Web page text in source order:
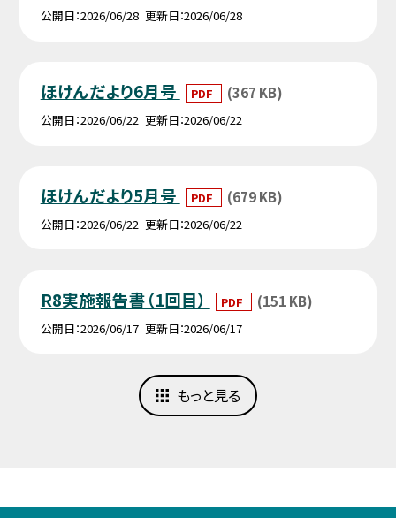
公開日 2026/06/28 更新日 2026/06/28
ほけんだより6月号 PDF (367 KB)
公開日 2026/06/22 更新日 2026/06/22
ほけんだより5月号 PDF (679 KB)
公開日 2026/06/22 更新日 2026/06/22
R8実施報告書（1回目） PDF (151 KB)
公開日 2026/06/17 更新日 2026/06/17
もっと見る